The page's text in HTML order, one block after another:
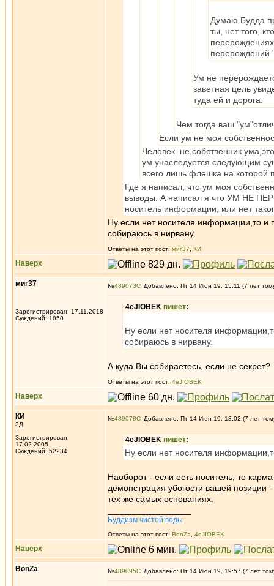
Думаю Будда
ты, нет того,
перерождений
Ум не
заветная цель
туда ей и дорога.
Чем тогда ваш
Если ум не моя
Человек не собственник
ум унаследуется следующим
всего лишь флешка на которой
Где я написал, что ум моя
выводы. А написал я что УМ НЕ
носитель информации, или нет
Ну если нет носителя информации,то и
собираюсь в нирвану.
Ответы на этот пост: миг37 КИ
Наверх
миг37
Зарегистрирован: 17.11.2018
Суждений: 1858
№489073 Добавлено: Пт 14 Июн 19, 15:11 (7 лет
4eJIOBEK пишет:
Ну если нет носителя
собираюсь в нирвану.
А куда Вы собираетесь, если не секрет?
Ответы на этот пост: 4eJIOBEK
Наверх
КИ
3Д
Зарегистрирован:
17.02.2005
Суждений: 52234
№489078 Добавлено: Пт 14 Июн 19, 18:02 (7 лет
4eJIOBEK пишет:
Ну если нет носителя
Наоборот - если есть носитель, то
демонстрация убогости вашей позиции
тех же самых основаниях.
Буддизм чистой воды
Ответы на этот пост: BonZa 4eJIOBEK
Наверх
BonZa №489095 Добавлено: Пт 14 Июн 19, 19:57 (7 лет